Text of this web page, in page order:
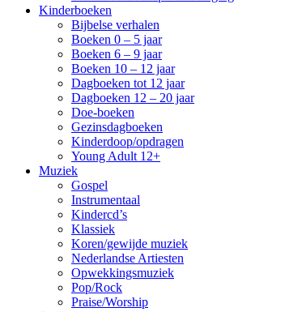
Kinderboeken
Bijbelse verhalen
Boeken 0 – 5 jaar
Boeken 6 – 9 jaar
Boeken 10 – 12 jaar
Dagboeken tot 12 jaar
Dagboeken 12 – 20 jaar
Doe-boeken
Gezinsdagboeken
Kinderdoop/opdragen
Young Adult 12+
Muziek
Gospel
Instrumentaal
Kindercd’s
Klassiek
Koren/gewijde muziek
Nederlandse Artiesten
Opwekkingsmuziek
Pop/Rock
Praise/Worship